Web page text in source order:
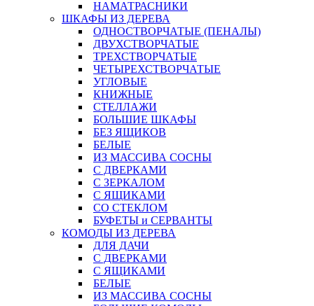
НАМАТРАСНИКИ
ШКАФЫ ИЗ ДЕРЕВА
ОДНОСТВОРЧАТЫЕ (ПЕНАЛЫ)
ДВУХСТВОРЧАТЫЕ
ТРЕХСТВОРЧАТЫЕ
ЧЕТЫРЕХСТВОРЧАТЫЕ
УГЛОВЫЕ
КНИЖНЫЕ
СТЕЛЛАЖИ
БОЛЬШИЕ ШКАФЫ
БЕЗ ЯЩИКОВ
БЕЛЫЕ
ИЗ МАССИВА СОСНЫ
С ДВЕРКАМИ
С ЗЕРКАЛОМ
С ЯЩИКАМИ
СО СТЕКЛОМ
БУФЕТЫ и СЕРВАНТЫ
КОМОДЫ ИЗ ДЕРЕВА
ДЛЯ ДАЧИ
С ДВЕРКАМИ
С ЯЩИКАМИ
БЕЛЫЕ
ИЗ МАССИВА СОСНЫ